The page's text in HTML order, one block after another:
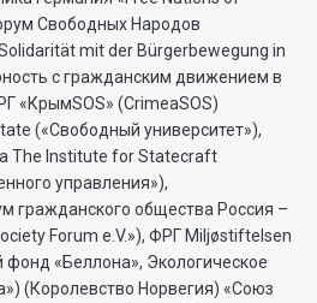
Свободных Народов
mit der Bürgerbewegung in
с гражданским движением в
«КрымSOS» (CrimeaSOS)
(«Свободный университет»),
The Institute for Statecraft
управления»),
гражданского общества Россия –
Forum e.V.»), ФРГ Miljøstiftelsen
фонд «Беллона», Экологическое
(Королевство Норвегия) «Союз